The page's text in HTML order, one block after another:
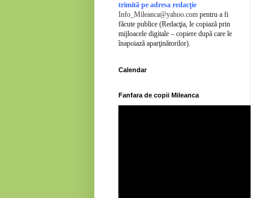
trimită pe adresa redacţie
Info_Mileanca@yahoo.com pentru a fi
făcute publice (Redacţia, le copiază prin
mijloacele digitale – copiere după care le
înapoiază aparţinătorilor).
Calendar
Fanfara de copii Mileanca